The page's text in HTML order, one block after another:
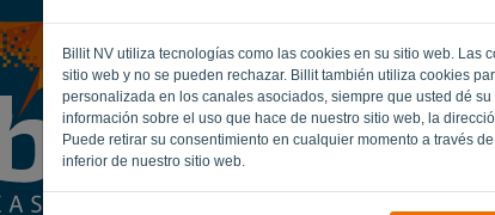
Billit NV utiliza tecnologías como las cookies en su sitio web. Las
sitio web y no se pueden rechazar. Billit también utiliza cookies
personalizada en los canales asociados, siempre que usted dé
información sobre el uso que hace de nuestro sitio web, la
Puede retirar su consentimiento en cualquier momento a través
inferior de nuestro sitio web.